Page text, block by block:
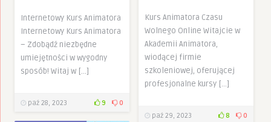
Kurs Animatora Czasu
Wolnego Online Witajcie w
Akademii Animatora,
wiodącej firmie
szkoleniowej, oferującej
profesjonalne kursy […]
paź 29, 2023 8 0
Internetowy Kurs Animatora
Internetowy Kurs Animatora
– Zdobądź niezbędne
umiejętności w wygodny
sposób! Witaj w […]
paź 28, 2023 9 0